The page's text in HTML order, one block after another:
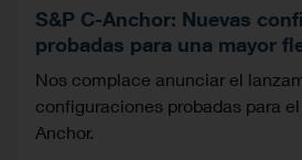
S&P C-Anchor: Nuevas
probadas para una mayor
Nos complace anunciar el
configuraciones probadas para
Anchor.